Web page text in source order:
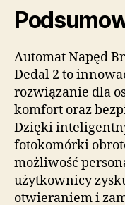
Automat Napęd
Dedal 2 to
rozwiązanie dla
komfort oraz
Dzięki
fotokomórki
możliwość
użytkownicy
otwieraniem i